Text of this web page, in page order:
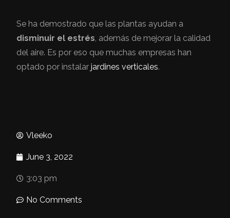
Se ha demostrado que las plantas ayudan a
disminuir el estrés, además de mejorar la calidad
del aire. Es por eso que muchas empresas han
optado por instalar jardines verticales.
Vleeko
June 3, 2022
3:03 pm
No Comments